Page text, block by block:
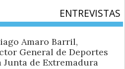
ENTREVISTAS
Amaro Barril,
General de Deportes
Junta de Extremadura